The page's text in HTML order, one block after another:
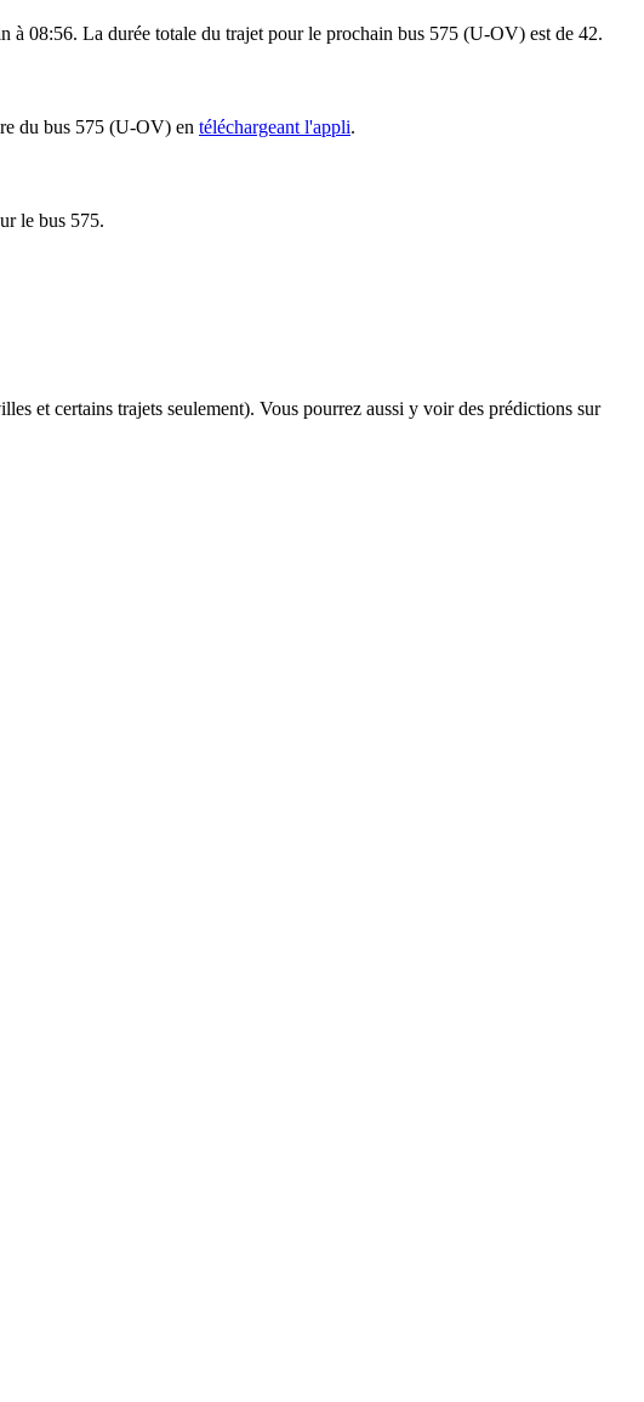
à 08:56. La durée totale du trajet pour le prochain bus 575 (U-OV) est de 42.
du bus 575 (U-OV) en téléchargeant l'appli.
le bus 575.
et certains trajets seulement). Vous pourrez aussi y voir des prédictions sur